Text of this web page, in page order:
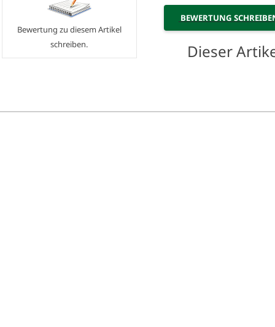
Bewertung zu diesem Artikel
schreiben.
BEWERTUNG
Dieser